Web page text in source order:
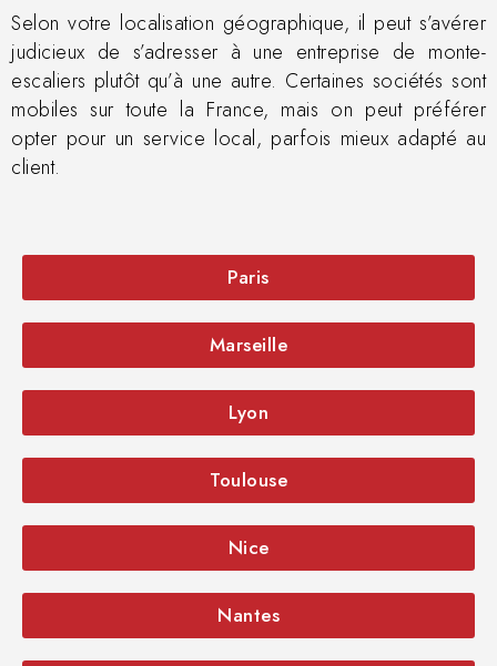
Selon votre localisation géographique, il peut s’avérer
judicieux de s’adresser à une entreprise de monte-
escaliers plutôt qu’à une autre. Certaines sociétés sont
mobiles sur toute la France, mais on peut préférer
opter pour un service local, parfois mieux adapté au
client.
Paris
Marseille
Lyon
Toulouse
Nice
Nantes